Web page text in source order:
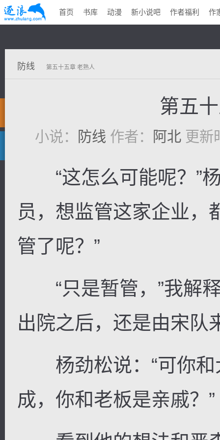
首页 书库 动漫 新小说吧 作者福利 作
防线 第五十五章 老熟人
第五
小说： 防线 作者： 阿北 更新
“这怎么可能呢？”杨
员，想监管这家企业，
管了呢？”
“只是暂管，”我解释
出院之后，还是由宋队
杨劲松说：“可你和
成，你和老板是亲戚？”